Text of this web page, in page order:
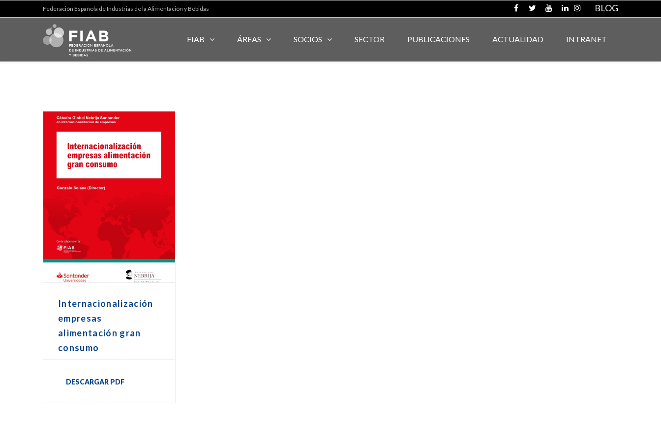
Federación Española de Industrias de la Alimentación y Bebidas BLOG
FIAB ÁREAS SOCIOS SECTOR PUBLICACIONES ACTUALIDAD INTRANET
Internacionalización
empresas
alimentación gran
consumo
DESCARGAR PDF